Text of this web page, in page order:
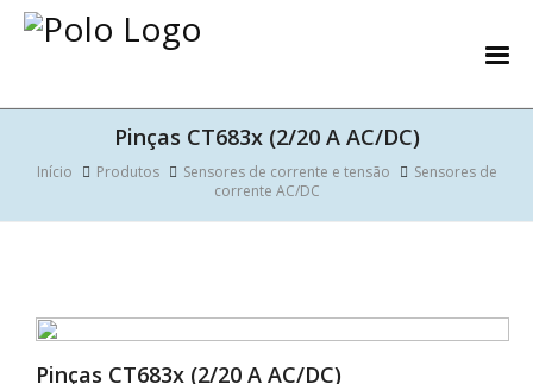
Pinças CT683x (2/20 A AC/DC)
Início Produtos Sensores de corrente e tensão
Sensores de
corrente AC/DC
Pinças CT683x (2/20 A AC/DC)